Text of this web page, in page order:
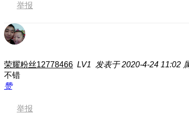
举报
荣耀粉丝12778466 LV1 发表于 2020-4-24 11:02
不错
赞
举报